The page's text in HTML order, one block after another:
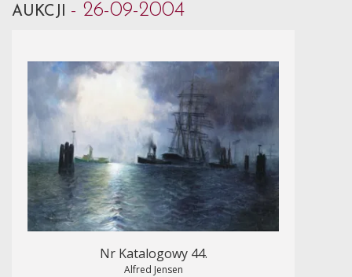
AUKCJI - 26-09-2004
Nr Katalogowy 44.
Alfred Jensen